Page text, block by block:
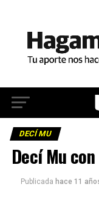
DECÍ MU
Decí Mu
Publicada hace 11